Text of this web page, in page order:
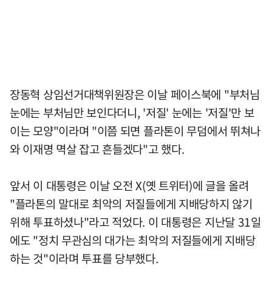
장동혁 상임선거대책위원장은 이날 페이스북에 "부처님
눈에는 부처님만 보인다더니, '저질' 눈에는 '저질'만 보
이는 모양"이라며 "이쯤 되면 플라톤이 무덤에서 뛰쳐나
와 이재명 멱살 잡고 흔들겠다"고 했다.
앞서 이 대통령은 이날 오전 X(옛 트위터)에 글을 올려
"플라톤의 말대로 최악의 저질들에게 지배당하지 않기
위해 투표하셨나"라고 적었다. 이 대통령은 지난달 31일
에도 "정치 무관심의 대가는 최악의 저질들에게 지배당
하는 것"이라며 투표를 당부했다.